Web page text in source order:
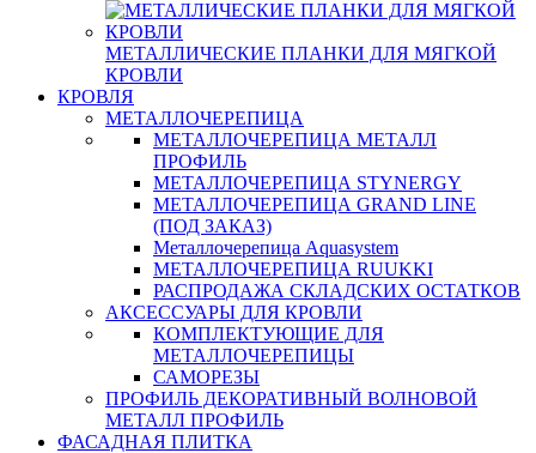
МЕТАЛЛИЧЕСКИЕ ПЛАНКИ ДЛЯ МЯГКОЙ
КРОВЛИ
КРОВЛЯ
МЕТАЛЛОЧЕРЕПИЦА
МЕТАЛЛОЧЕРЕПИЦА МЕТАЛЛ
ПРОФИЛЬ
МЕТАЛЛОЧЕРЕПИЦА STYNERGY
МЕТАЛЛОЧЕРЕПИЦА GRAND LINE
(ПОД ЗАКАЗ)
Металлочерепица Aquasystem
МЕТАЛЛОЧЕРЕПИЦА RUUKKI
РАСПРОДАЖА СКЛАДСКИХ ОСТАТКОВ
АКСЕССУАРЫ ДЛЯ КРОВЛИ
КОМПЛЕКТУЮЩИЕ ДЛЯ
МЕТАЛЛОЧЕРЕПИЦЫ
САМОРЕЗЫ
ПРОФИЛЬ ДЕКОРАТИВНЫЙ ВОЛНОВОЙ
МЕТАЛЛ ПРОФИЛЬ
ФАСАДНАЯ ПЛИТКА